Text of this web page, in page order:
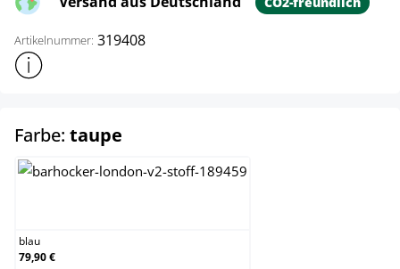
Artikelnummer: 319408
Weitere Produktinformationen anzeigen
Farbe: taupe
blau
79,90 €